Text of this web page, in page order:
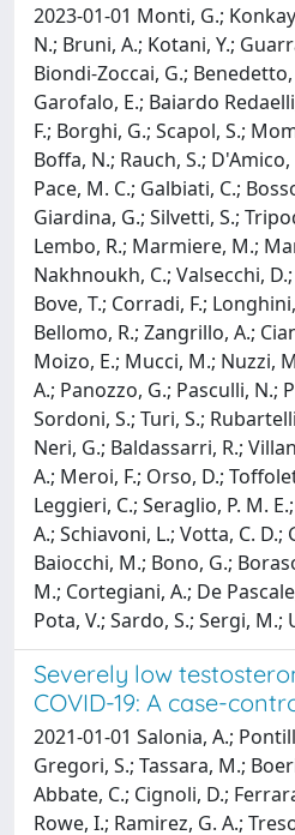
2023-01-01 Monti, G.;
N.; Bruni, A.; Kotani, Y.;
Biondi-Zoccai, G.; Benedetto,
Garofalo, E.; Baiardo
F.; Borghi, G.; Scapol, S.;
Boffa, N.; Rauch, S.;
Pace, M. C.; Galbiati, C.;
Giardina, G.; Silvetti, S.;
Lembo, R.; Marmiere, M.;
Nakhnoukh, C.; Valsecchi,
Bove, T.; Corradi, F.;
Bellomo, R.; Zangrillo, A.;
Moizo, E.; Mucci, M.; Nuzzi,
A.; Panozzo, G.; Pasculli, N.;
Sordoni, S.; Turi, S.;
Neri, G.; Baldassarri, R.;
A.; Meroi, F.; Orso, D.;
Leggieri, C.; Seraglio, P. M.
A.; Schiavoni, L.; Votta, C. D.;
Baiocchi, M.; Bono, G.;
M.; Cortegiani, A.; De
Pota, V.; Sardo, S.; Sergi, M.;
Severely low
COVID-19: A case-
2021-01-01 Salonia, A.;
Gregori, S.; Tassara, M.;
Abbate, C.; Cignoli, D.;
Rowe, I.; Ramirez, G. A.;